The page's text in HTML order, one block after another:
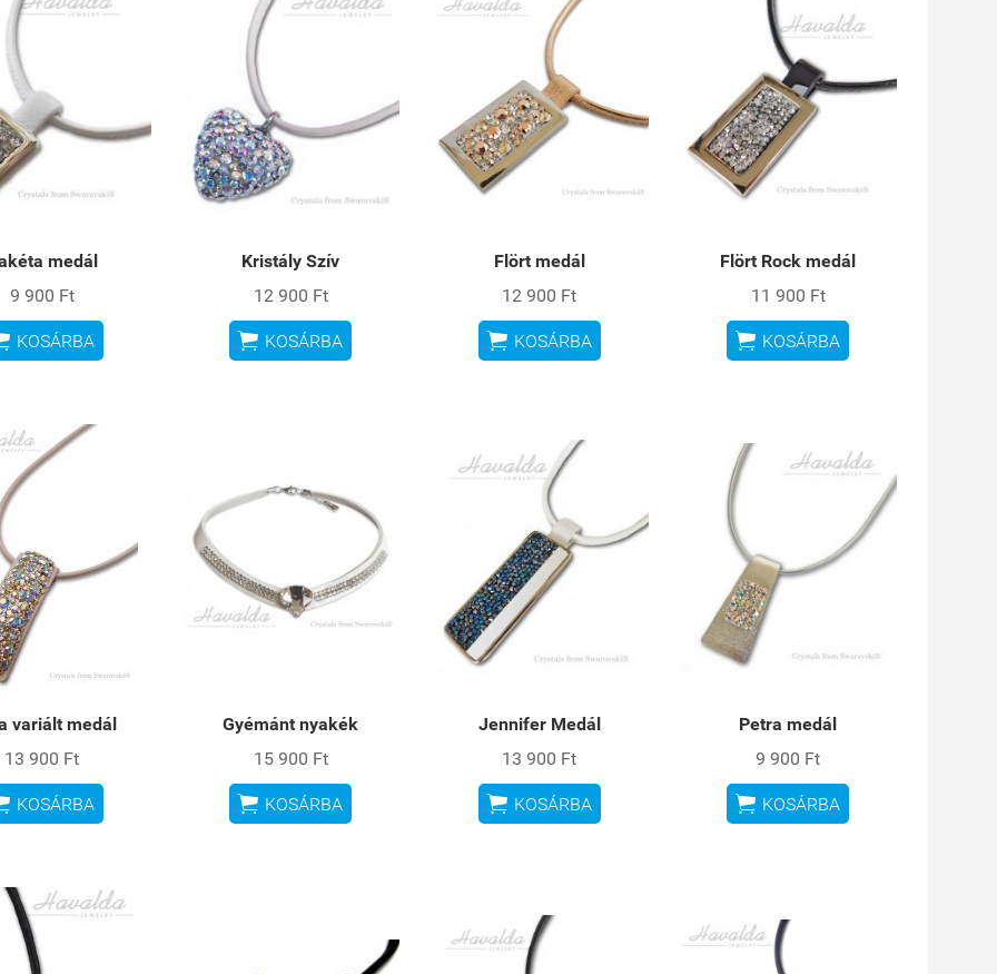
medál
9 900 Ft
KOSÁRBA
Kristály Szív
12 900 Ft
 KOSÁRBA
Flört medál
12 900 Ft
 KOSÁRBA
Flört Rock medál
11 900 Ft
 KOSÁRBA
variált medál
13 900 Ft
KOSÁRBA
Gyémánt nyakék
15 900 Ft
 KOSÁRBA
Jennifer Medál
13 900 Ft
 KOSÁRBA
Petra medál
9 900 Ft
 KOSÁRBA